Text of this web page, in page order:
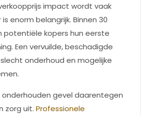
impact wordt vaak
enorm belangrijk. Binnen 30
potentiële kopers hun eerste
Een vervuilde, beschadigde
onderhoud en mogelijke
onderhouden gevel daarentegen
zorg uit. Professionele